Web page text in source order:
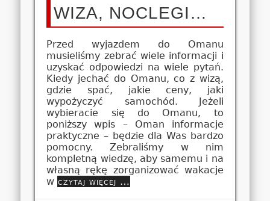
WIZA, NOCLEGI…
Przed wyjazdem do Omanu
musieliśmy zebrać wiele informacji i
uzyskać odpowiedzi na wiele pytań.
Kiedy jechać do Omanu, co z wizą,
gdzie spać, jakie ceny, jaki
wypożyczyć samochód. Jeżeli
wybieracie się do Omanu, to
poniższy wpis – Oman informacje
praktyczne – będzie dla Was bardzo
pomocny. Zebraliśmy w nim
kompletną wiedzę, aby samemu i na
własną rękę zorganizować wakacje
w czytaj więcej …